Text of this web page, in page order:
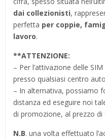
dai collezionisti,
perfetta per coppie,
lavoro.
**ATTENZIONE:
– Per l’attivazione delle
presso qualsiasi centro
– In alternativa, possiamo
distanza ed eseguire noi
di promozione, al prezzo di
N.B. una volta effettuato